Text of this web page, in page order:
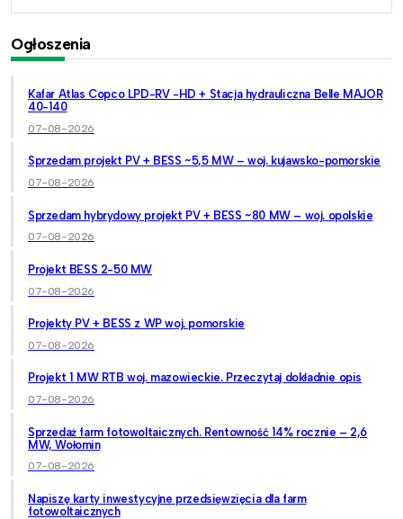
Ogłoszenia
Kafar Atlas Copco LPD-RV -HD + Stacja hydrauliczna Belle MAJOR
40-140
07-08-2026
Sprzedam projekt PV + BESS ~5,5 MW – woj. kujawsko-pomorskie
07-08-2026
Sprzedam hybrydowy projekt PV + BESS ~80 MW – woj. opolskie
07-08-2026
Projekt BESS 2-50 MW
07-08-2026
Projekty PV + BESS z WP woj. pomorskie
07-08-2026
Projekt 1 MW RTB woj. mazowieckie. Przeczytaj dokładnie opis
07-08-2026
Sprzedaż farm fotowoltaicznych. Rentowność 14% rocznie – 2,6
MW, Wołomin
07-08-2026
Napiszę karty inwestycyjne przedsięwzięcia dla farm
fotowoltaicznych